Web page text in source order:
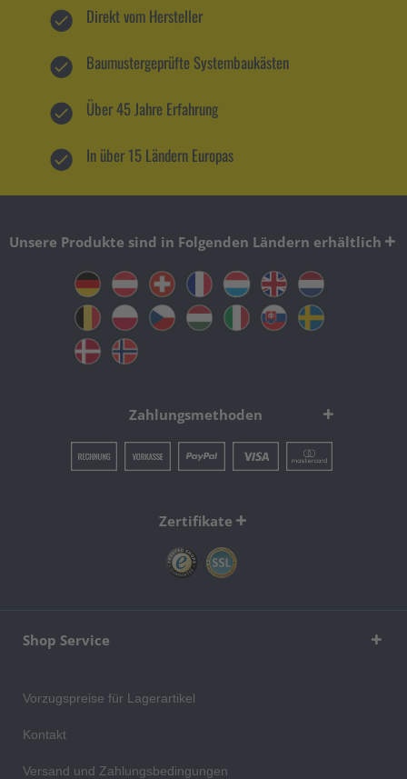
Direkt vom Hersteller
Baumustergeprüfte Systembaukästen
Über 45 Jahre Erfahrung
In über 15 Ländern Europas
Unsere Produkte sind in Folgenden Ländern erhältlich
Zahlungsmethoden
Zertifikate
Shop Service
Vorzugspreise für Lagerartikel
Kontakt
Versand und Zahlungsbedingungen